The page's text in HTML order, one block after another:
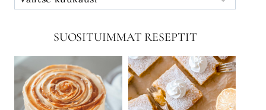
SUOSITUIMMAT RESEPTIT